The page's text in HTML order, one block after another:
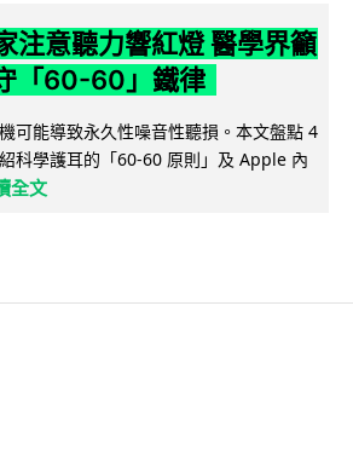
注意聽力響紅燈 醫學界籲
「60-60」鐵律
可能導致永久性噪音性聽損。本文盤點 4
科學護耳的「60-60 原則」及 Apple 內
全文